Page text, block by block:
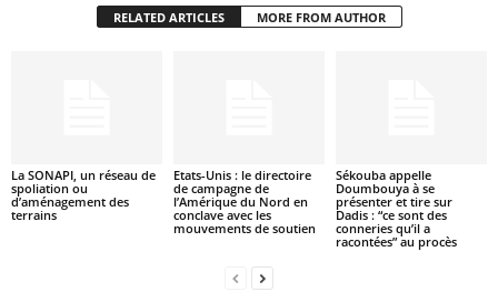
RELATED ARTICLES MORE FROM AUTHOR
La SONAPI, un réseau de
spoliation ou
d’aménagement des
terrains
Etats-Unis : le directoire
de campagne de
l’Amérique du Nord en
conclave avec les
mouvements de soutien
Sékouba appelle
Doumbouya à se
présenter et tire sur
Dadis : “ce sont des
conneries qu’il a
racontées” au procès